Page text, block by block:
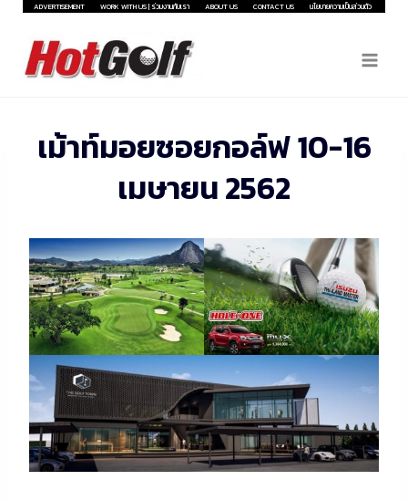
Skip
content
ADVERTISEMENT WORK WITH US | ร่วมงานกับเรา ABOUT US CONTACT US นโยบายความเป็นส่วนตัว
เม้าท์มอยซอยกอล์ฟ 10-16
เมษายน 2562